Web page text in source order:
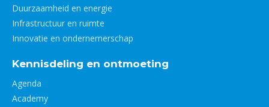
Duurzaamheid en energie
Infrastructuur en ruimte
Innovatie en ondernemerschap
Kennisdeling en ontmoeting
Agenda
Academy